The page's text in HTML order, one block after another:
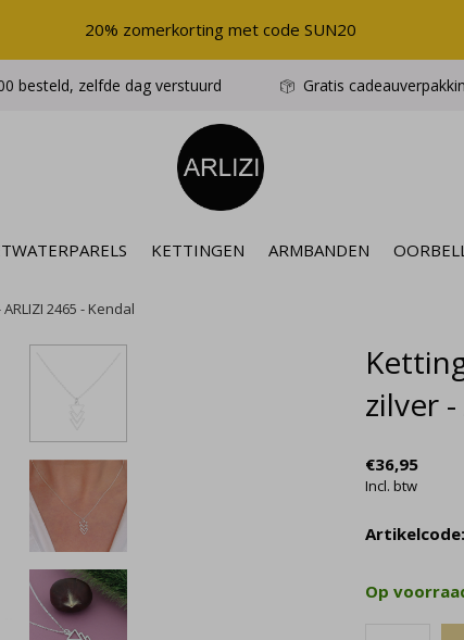
KETTINGEN ARMBANDEN
besteld, zelfde dag verstuurd Gratis
20% zomerkorting met code SUN20
2465 - Kendal
zilver -
€36,95
Incl. btw
Artikelcode:
Op